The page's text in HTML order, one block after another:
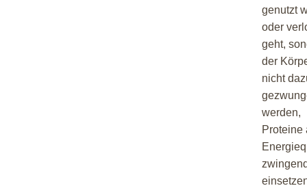
genutzt
oder
geht,
der
nicht
werden,
Proteine